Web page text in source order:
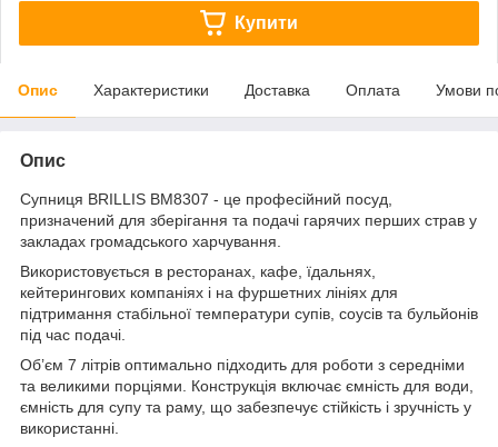
Купити
Опис Характеристики Доставка Оплата Умови
Опис
Супниця BRILLIS BM8307 - це професійний посуд,
призначений для зберігання та подачі гарячих перших страв у
закладах громадського харчування.
Використовується в ресторанах, кафе, їдальнях,
кейтерингових компаніях і на фуршетних лініях для
підтримання стабільної температури супів, соусів та бульйонів
під час подачі.
Об’єм 7 літрів оптимально підходить для роботи з середніми
та великими порціями. Конструкція включає ємність для води,
ємність для супу та раму, що забезпечує стійкість і зручність у
використанні.